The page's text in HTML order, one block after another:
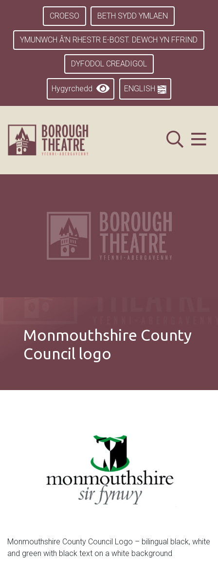
CROESO BETH SYDD YMLAEN
YMUNWCH Â’N RHESTR E-BOST. DEWCH YN FFRIND
DYFODOL CREADIGOL
Hygyrchedd ENGLISH
Monmouthshire County
Council logo
Monmouthshire County Council Logo – bilingual black, white
and green with black text on a white background